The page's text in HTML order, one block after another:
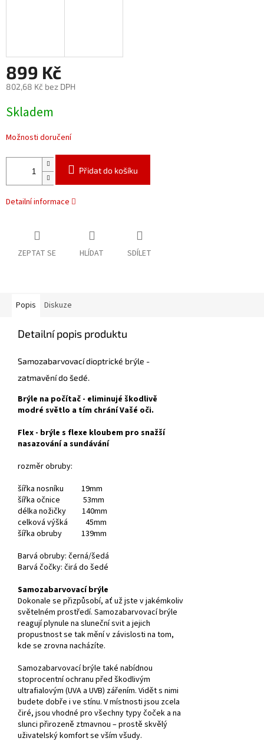
899 Kč
802,68 Kč bez DPH
cena:
Skladem
Možnosti doručení
Přidat do košíku
Detailní informace
ZEPTAT SE HLÍDAT SDÍLET
Popis Diskuze
Detailní popis produktu
Samozabarvovací dioptrické brýle -
zatmavění do šedé.
Brýle na počítač - eliminujé škodlivě
modré světlo a tím chrání Vašé oči.
Flex - brýle s flexe kloubem pro snažší
nasazování a sundávání
rozměr obruby:
šířka nosníku 19mm
šířka očnice 53mm
délka nožičky 140mm
celková výšká 45mm
šířka obruby 139mm
Barvá obruby: černá/šedá
Barvá čočky: čirá do šedé
Samozabarvovací brýle
Dokonale se přizpůsobí, ať už jste v jakémkoliv
světelném prostředí. Samozabarvovací brýle
reagují plynule na sluneční svit a jejich
propustnost se tak mění v závislosti na tom,
kde se zrovna nacházíte.
Samozabarvovací brýle také nabídnou
stoprocentní ochranu před škodlivým
ultrafialovým (UVA a UVB) zářením. Vidět s nimi
budete dobře i ve stínu. V místnosti jsou zcela
čiré, jsou vhodné pro všechny typy čoček a na
slunci přirozeně ztmavnou – prostě skvělý
uživatelský komfort se vším všudy.